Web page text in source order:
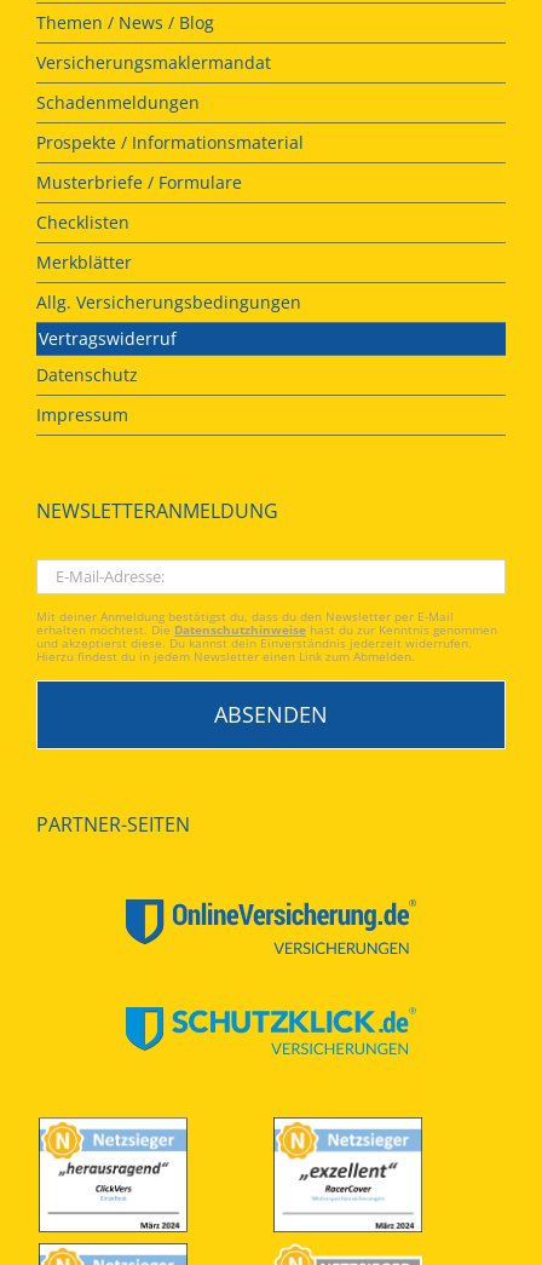
Themen / News / Blog
Versicherungsmaklermandat
Schadenmeldungen
Prospekte / Informationsmaterial
Musterbriefe / Formulare
Checklisten
Merkblätter
Allg. Versicherungsbedingungen
Vertragswiderruf
Datenschutz
Impressum
NEWSLETTERANMELDUNG
Mit deiner Anmeldung bestätigst du, dass du den Newsletter per E-Mail
erhalten möchtest. Die Datenschutzhinweise hast du zur Kenntnis genommen
und akzeptierst diese. Du kannst dein Einverständnis jederzeit widerrufen.
Hierzu findest du in jedem Newsletter einen Link zum Abmelden.
PARTNER-SEITEN